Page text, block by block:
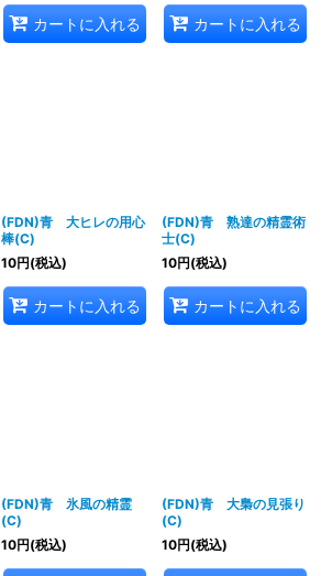
カートに入れる カートに入れる
(FDN)青 大ヒレの用心
棒(C)
10円(税込)
カートに入れる
(FDN)青 熟達の精霊術
士(C)
10円(税込)
カートに入れる
(FDN)青 氷風の精霊
(C)
10円(税込)
(FDN)青 大梟の見張り
(C)
10円(税込)